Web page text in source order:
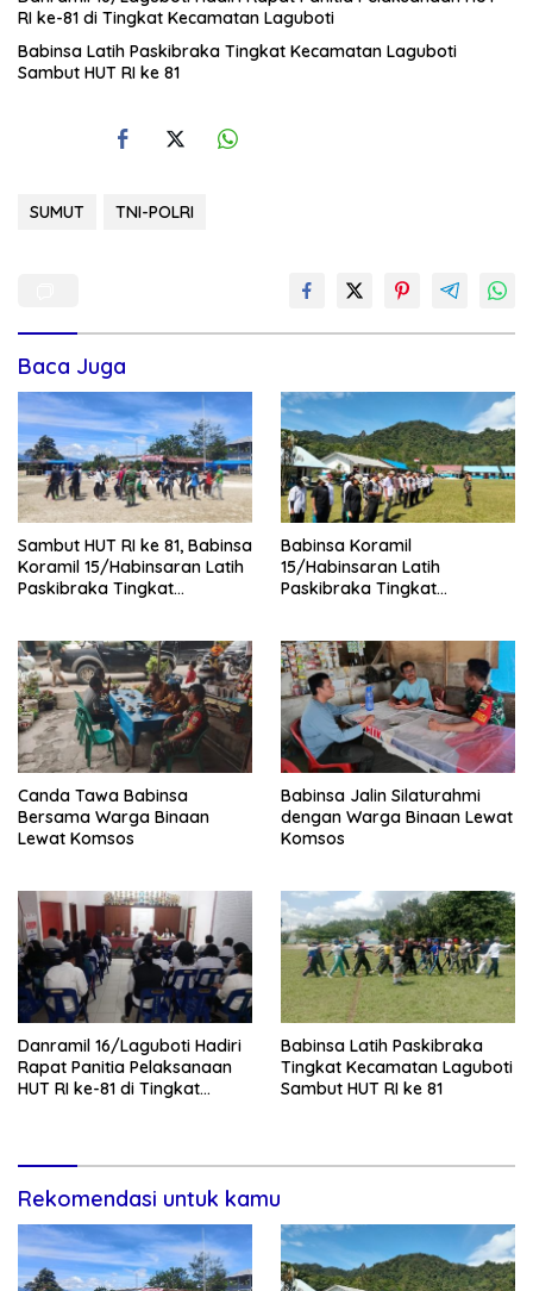
RI ke-81 di Tingkat Kecamatan Laguboti
Babinsa Latih Paskibraka Tingkat Kecamatan Laguboti
Sambut HUT RI ke 81
SUMUT TNI-POLRI
Baca Juga
Sambut HUT RI ke 81, Babinsa
Koramil 15/Habinsaran Latih
Paskibraka Tingkat
Babinsa Koramil
15/Habinsaran Latih
Paskibraka Tingkat
Canda Tawa Babinsa
Bersama Warga Binaan
Lewat Komsos
Babinsa Jalin Silaturahmi
dengan Warga Binaan Lewat
Komsos
Danramil 16/Laguboti Hadiri
Rapat Panitia Pelaksanaan
HUT RI ke-81 di Tingkat
Babinsa Latih Paskibraka
Tingkat Kecamatan Laguboti
Sambut HUT RI ke 81
Rekomendasi untuk kamu